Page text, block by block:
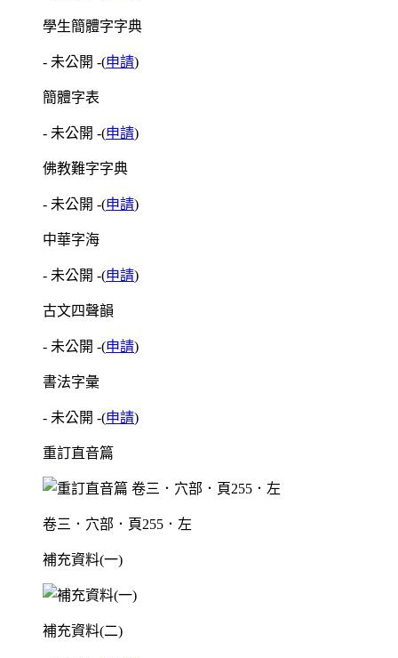
學生簡體字字典
- 未公開 -(申請)
簡體字表
- 未公開 -(申請)
佛教難字字典
- 未公開 -(申請)
中華字海
- 未公開 -(申請)
古文四聲韻
- 未公開 -(申請)
書法字彙
- 未公開 -(申請)
重訂直音篇
卷三．穴部．頁255．左
補充資料(一)
補充資料(二)